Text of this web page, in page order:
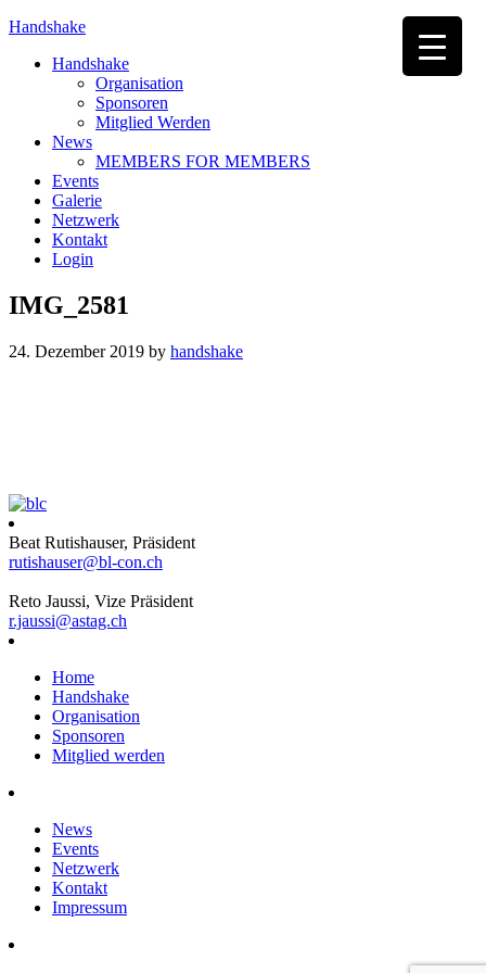
Handshake
Handshake
Organisation
Sponsoren
Mitglied Werden
News
MEMBERS FOR MEMBERS
Events
Galerie
Netzwerk
Kontakt
Login
IMG_2581
24. Dezember 2019 by handshake
Beat Rutishauser, Präsident
rutishauser@bl-con.ch
Reto Jaussi, Vize Präsident
r.jaussi@astag.ch
Home
Handshake
Organisation
Sponsoren
Mitglied werden
News
Events
Netzwerk
Kontakt
Impressum